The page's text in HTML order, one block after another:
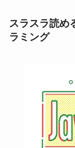
スラスラ読め
ラミング